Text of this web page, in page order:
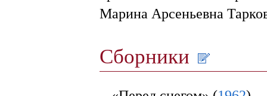
Марина Арсеньевна
Сборники